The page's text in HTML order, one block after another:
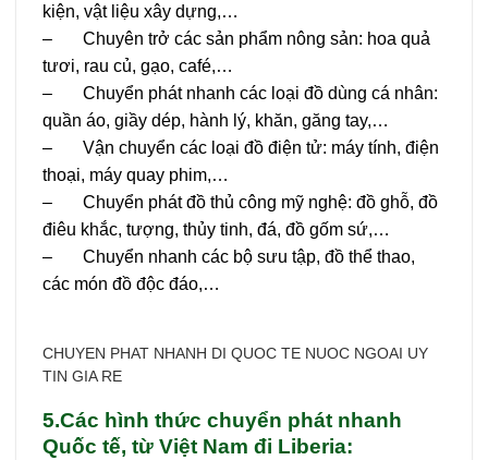
kiện, vật liệu xây dựng,…
– Chuyên trở các sản phẩm nông sản: hoa quả
tươi, rau củ, gạo, café,…
– Chuyển phát nhanh các loại đồ dùng cá nhân:
quần áo, giầy dép, hành lý, khăn, găng tay,…
– Vận chuyển các loại đồ điện tử: máy tính, điện
thoại, máy quay phim,…
– Chuyển phát đồ thủ công mỹ nghệ: đồ ghỗ, đồ
điêu khắc, tượng, thủy tinh, đá, đồ gốm sứ,…
– Chuyển nhanh các bộ sưu tập, đồ thể thao,
các món đồ độc đáo,…
CHUYEN PHAT NHANH DI QUOC TE NUOC NGOAI UY
TIN GIA RE
5.Các hình thức chuyển phát nhanh
Quốc tế, từ Việt Nam đi Liberia: